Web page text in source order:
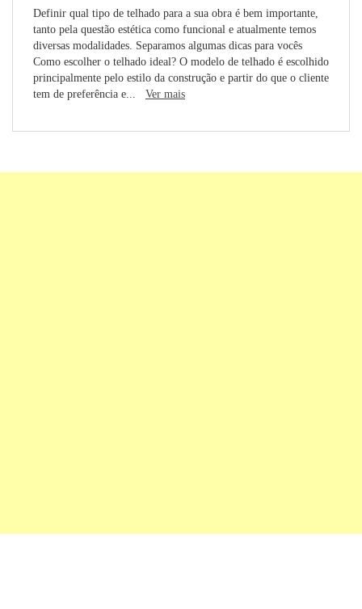
Definir qual tipo de telhado para a sua obra é bem importante,
tanto pela questão estética como funcional e atualmente temos
diversas modalidades. Separamos algumas dicas para vocês
Como escolher o telhado ideal? O modelo de telhado é escolhido
principalmente pelo estilo da construção e partir do que o cliente
tem de preferência e... Ver mais